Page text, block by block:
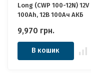
Long (CWP 100-12N) 12V
100Ah, 12В 100Ач АКБ
9,970 грн.
В кошик